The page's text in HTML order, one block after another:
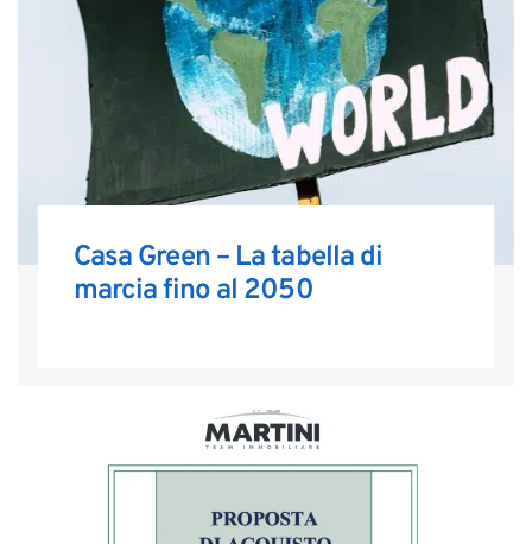
Casa Green – La tabella di
marcia fino al 2050